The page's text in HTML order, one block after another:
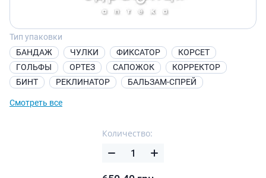
Тип упаковки
БАНДАЖ
ЧУЛКИ ФИКСАТОР
КОРСЕТ
ГОЛЬФЫ
ОРТЕЗ САПОЖОК
КОРРЕКТОР
БИНТ
РЕКЛИНАТОР БАЛЬЗАМ-СПРЕЙ
Смотреть все
Количество: